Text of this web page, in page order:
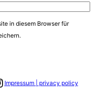
in diesem Browser für
Instagram Account
Impressum | privacy policy